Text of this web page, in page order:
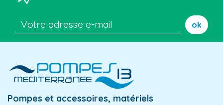
ok
Pompes et accessoires, matériels